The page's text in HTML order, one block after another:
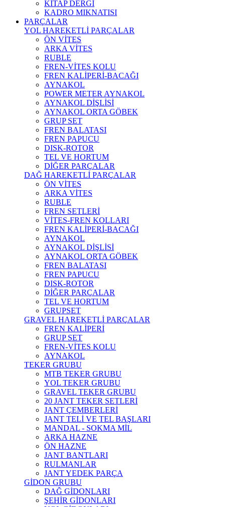
KİTAP DERGİ
KADRO MIKNATISI
PARÇALAR
YOL HAREKETLİ PARÇALAR
ÖN VİTES
ARKA VİTES
RUBLE
FREN-VİTES KOLU
FREN KALİPERİ-BACAĞI
AYNAKOL
POWER METER AYNAKOL
AYNAKOL DİŞLİSİ
AYNAKOL ORTA GÖBEK
GRUP SET
FREN BALATASI
FREN PAPUCU
DISK-ROTOR
TEL VE HORTUM
DİĞER PARÇALAR
DAĞ HAREKETLİ PARÇALAR
ÖN VİTES
ARKA VİTES
RUBLE
FREN SETLERİ
VİTES-FREN KOLLARI
FREN KALİPERİ-BACAĞI
AYNAKOL
AYNAKOL DİŞLİSİ
AYNAKOL ORTA GÖBEK
FREN BALATASI
FREN PAPUCU
DISK-ROTOR
DİĞER PARÇALAR
TEL VE HORTUM
GRUPSET
GRAVEL HAREKETLİ PARÇALAR
FREN KALİPERİ
GRUP SET
FREN-VİTES KOLU
AYNAKOL
TEKER GRUBU
MTB TEKER GRUBU
YOL TEKER GRUBU
GRAVEL TEKER GRUBU
20 JANT TEKER SETLERİ
JANT ÇEMBERLERİ
JANT TELİ VE TEL BAŞLARI
MANDAL - SOKMA MİL
ARKA HAZNE
ÖN HAZNE
JANT BANTLARI
RULMANLAR
JANT YEDEK PARÇA
GİDON GRUBU
DAĞ GİDONLARI
ŞEHİR GİDONLARI